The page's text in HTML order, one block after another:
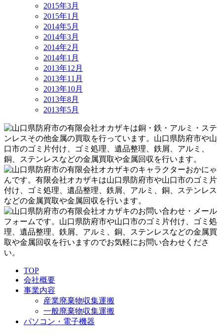
2015年3月
2015年1月
2014年5月
2014年3月
2014年2月
2014年1月
2013年12月
2013年11月
2013年10月
2013年8月
2013年5月
TOP
会社概要
事業内容
産業廃棄物収集運搬
一般廃棄物収集運搬
パソコン・電子機器